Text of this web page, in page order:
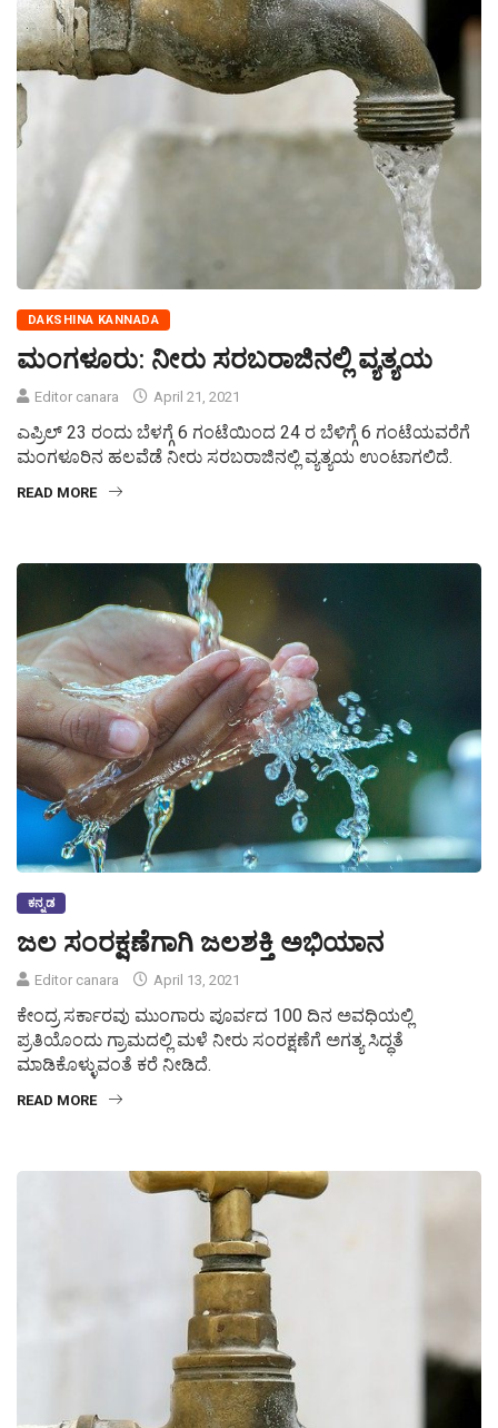
DAKSHINA KANNADA
ಮಂಗಳೂರು: ನೀರು ಸರಬರಾಜಿನಲ್ಲಿ ವ್ಯತ್ಯಯ
Editor canara April 21, 2021
ಎಪ್ರಿಲ್ 23 ರಂದು ಬೆಳಗ್ಗೆ 6 ಗಂಟೆಯಿಂದ 24 ರ ಬೆಳಿಗ್ಗೆ 6 ಗಂಟೆಯವರೆಗೆ
ಮಂಗಳೂರಿನ ಹಲವೆಡೆ ನೀರು ಸರಬರಾಜಿನಲ್ಲಿ ವ್ಯತ್ಯಯ ಉಂಟಾಗಲಿದೆ.
READ MORE
ಕನ್ನಡ
ಜಲ ಸಂರಕ್ಷಣೆಗಾಗಿ ಜಲಶಕ್ತಿ ಅಭಿಯಾನ
Editor canara April 13, 2021
ಕೇಂದ್ರ ಸರ್ಕಾರವು ಮುಂಗಾರು ಪೂರ್ವದ 100 ದಿನ ಅವಧಿಯಲ್ಲಿ
ಪ್ರತಿಯೊಂದು ಗ್ರಾಮದಲ್ಲಿ ಮಳೆ ನೀರು ಸಂರಕ್ಷಣೆಗೆ ಅಗತ್ಯ ಸಿದ್ಧತೆ
ಮಾಡಿಕೊಳ್ಳುವಂತೆ ಕರೆ ನೀಡಿದೆ.
READ MORE